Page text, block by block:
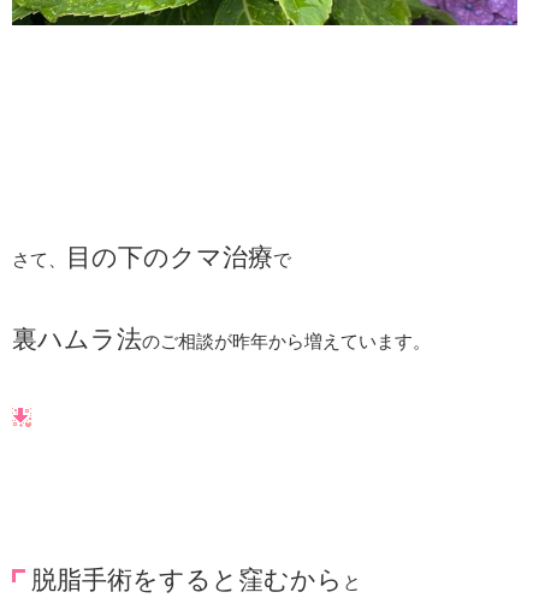
さて、 目の下のクマ治療で
裏ハムラ法のご相談が昨年から増えています。
脱脂手術をすると窪むから と